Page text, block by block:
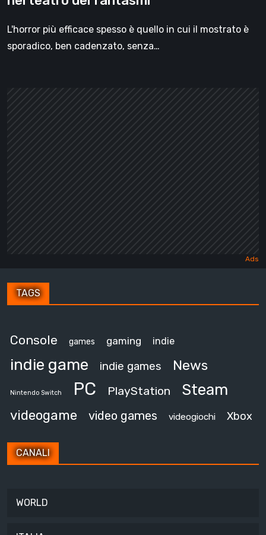
L'horror più efficace spesso è quello in cui il mostrato è
sporadico, ben cadenzato, senza…
TAGS
Console games gaming indie
indie game indie games News
Nintendo Switch PC PlayStation Steam
videogame video games videogiochi Xbox
CANALI
WORLD